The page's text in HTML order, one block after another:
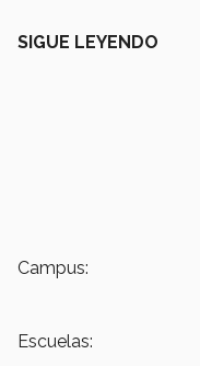
SIGUE LEYENDO
Campus:
Escuelas: